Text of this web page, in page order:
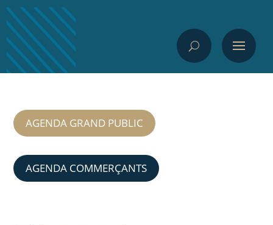
AGENDA GRAND PUBLIC
AGENDA COMMERÇANTS